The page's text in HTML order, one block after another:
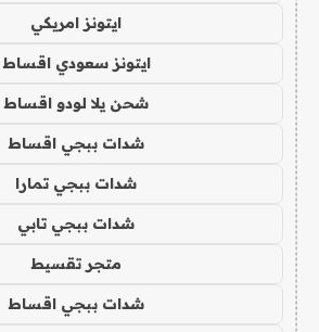
ايتونز امريكي
ايتونز سعودي اقساط
شحن يلا لودو اقساط
شدات ببجي اقساط
شدات ببجي تمارا
شدات ببجي تابي
متجر تقسيط
شدات ببجي اقساط